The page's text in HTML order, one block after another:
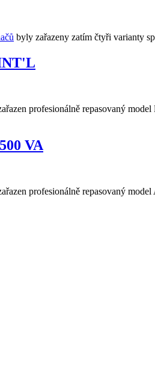
byly zařazeny zatím čtyři varianty
profesionálně repasovaný
VA
profesionálně repasovaný